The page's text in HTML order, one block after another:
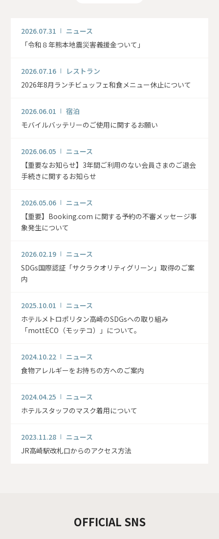
2026.07.31
ニュース
「令和８年熊本地震災害義援金ついて」
2026.07.16
レストラン
2026年8月ランチビュッフェ和食メニュー休止について
2026.06.01
宿泊
モバイルバッテリーのご使用に関するお願い
2026.06.05
ニュース
【重要なお知らせ】3年間ご利用のない会員さまのご退会
手続きに関するお知らせ
2026.05.06
ニュース
【重要】Booking.com に関する予約の不審メッセージ事
象発生について
2026.02.19
ニュース
SDGs国際認証「サクラクオリティグリーン」取得のご案
内
2025.10.01
ニュース
ホテルメトロポリタン高崎のSDGsへの取り組み
「mottECO（モッテコ）」について。
2024.10.22
ニュース
食物アレルギーをお持ちの方へのご案内
2024.04.25
ニュース
ホテルスタッフのマスク着用について
2023.11.28
ニュース
JR高崎駅改札口からのアクセス方法
OFFICIAL SNS